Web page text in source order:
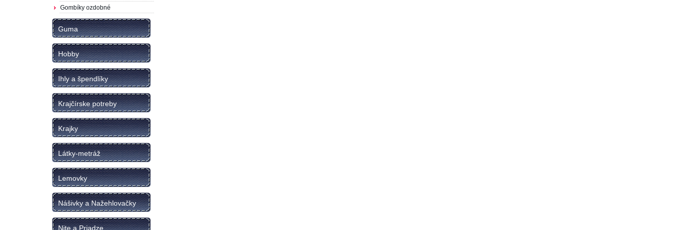
Gombíky ozdobné
Guma
Hobby
Ihly a špendlíky
Krajčírske potreby
Krajky
Látky-metráž
Lemovky
Nášivky a Nažehlovačky
Nite a Priadze